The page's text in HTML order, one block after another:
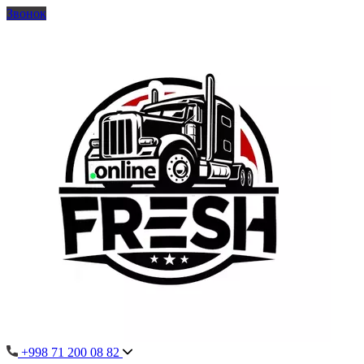
Звонок
+998 71 200 08 82